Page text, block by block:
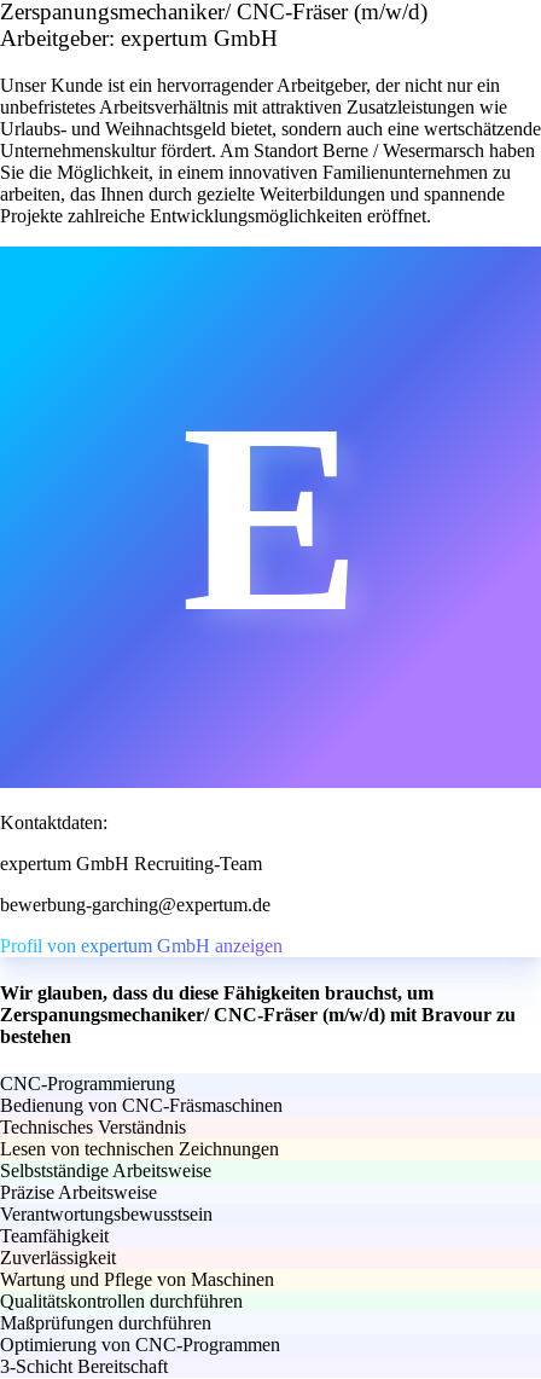
Zerspanungsmechaniker/ CNC-Fräser (m/w/d)
Arbeitgeber: expertum GmbH
Unser Kunde ist ein hervorragender Arbeitgeber, der nicht nur ein
unbefristetes Arbeitsverhältnis mit attraktiven Zusatzleistungen wie
Urlaubs- und Weihnachtsgeld bietet, sondern auch eine wertschätzende
Unternehmenskultur fördert. Am Standort Berne / Wesermarsch haben
Sie die Möglichkeit, in einem innovativen Familienunternehmen zu
arbeiten, das Ihnen durch gezielte Weiterbildungen und spannende
Projekte zahlreiche Entwicklungsmöglichkeiten eröffnet.
E
Kontaktdaten:
expertum GmbH Recruiting-Team
bewerbung-garching@expertum.de
Profil von expertum GmbH anzeigen
Wir glauben, dass du diese Fähigkeiten brauchst, um
Zerspanungsmechaniker/ CNC-Fräser (m/w/d) mit Bravour zu
bestehen
CNC-Programmierung
Bedienung von CNC-Fräsmaschinen
Technisches Verständnis
Lesen von technischen Zeichnungen
Selbstständige Arbeitsweise
Präzise Arbeitsweise
Verantwortungsbewusstsein
Teamfähigkeit
Zuverlässigkeit
Wartung und Pflege von Maschinen
Qualitätskontrollen durchführen
Maßprüfungen durchführen
Optimierung von CNC-Programmen
3-Schicht Bereitschaft